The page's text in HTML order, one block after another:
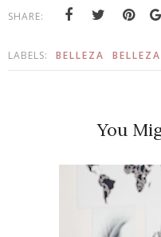
SHARE:
LABELS: BELLEZA
You